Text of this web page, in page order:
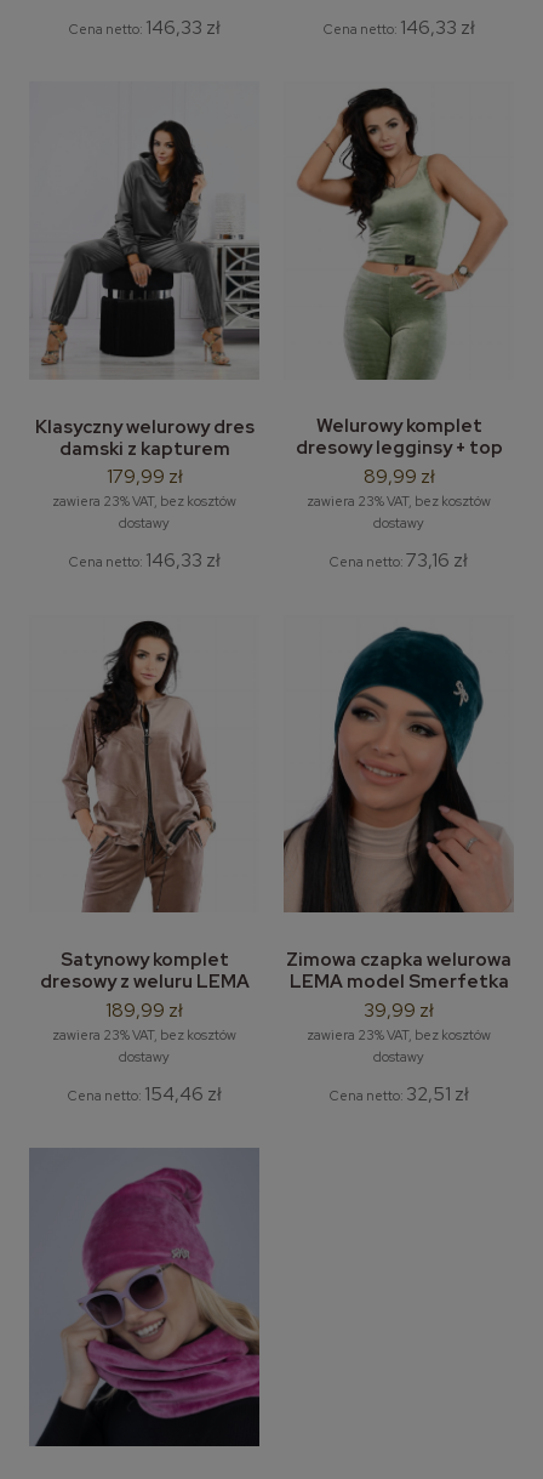
Cena netto: 146,33 zł Cena netto: 146,33 zł
Klasyczny welurowy dres
damski z kapturem
Jowita LEMA dresy
welurowe
179,99 zł
zawiera 23% VAT, bez kosztów
dostawy
Cena netto: 146,33 zł
Welurowy komplet
dresowy legginsy + top
LEMA VS1
89,99 zł
zawiera 23% VAT, bez kosztów
dostawy
Cena netto: 73,16 zł
Satynowy komplet
dresowy z weluru LEMA
model Zoe M-2XL - dresy
welurowe 3/4
189,99 zł
zawiera 23% VAT, bez kosztów
dostawy
Cena netto: 154,46 zł
Zimowa czapka welurowa
LEMA model Smerfetka
/ krasnal
39,99 zł
zawiera 23% VAT, bez kosztów
dostawy
Cena netto: 32,51 zł